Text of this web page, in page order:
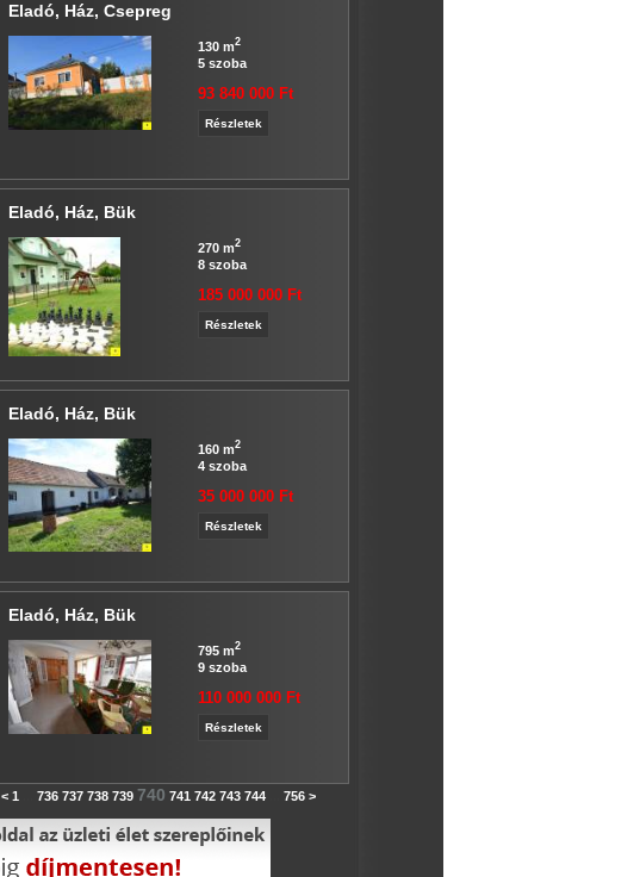
Eladó, Ház, Csepreg
130 m2
5 szoba
93 840 000 Ft
Részletek
Eladó, Ház, Bük
270 m2
8 szoba
185 000 000 Ft
Részletek
Eladó, Ház, Bük
160 m2
4 szoba
35 000 000 Ft
Részletek
Eladó, Ház, Bük
795 m2
9 szoba
110 000 000 Ft
Részletek
< 1 736 737 738 739 740 741 742 743 744... 756 >